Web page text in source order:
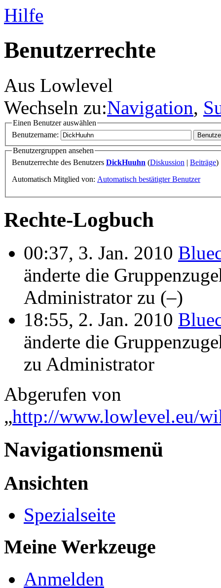
Hilfe
Benutzerrechte
Aus Lowlevel
Wechseln zu:Navigation,
Einen Benutzer auswählen
Benutzername:
Benutzergruppen ansehen
Benutzerrechte des Benutzers DickHuuhn (Diskussion | Beiträge)
Automatisch Mitglied von: Automatisch bestätigter Benutzer
Rechte-Logbuch
00:37, 3. Jan. 2010
änderte die
Administrator zu (–)
18:55, 2. Jan. 2010
änderte die
zu Administrator
Abgerufen von
„http://www.lowlevel.eu/
Navigationsmenü
Ansichten
Spezialseite
Meine Werkzeuge
Anmelden